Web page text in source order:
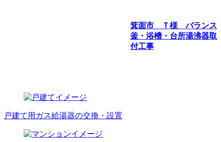
箕面市 Ｔ様 バランス
釜・浴槽・台所湯沸器取
付工事
戸建て用ガス給湯器の交換・設置